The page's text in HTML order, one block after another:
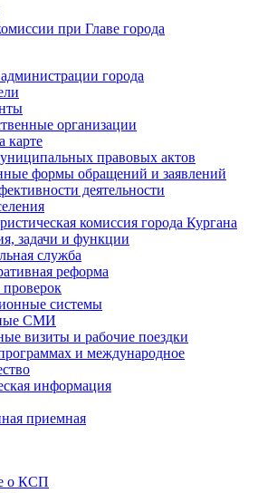
при Главе города
города
организации
карте
правовых актов
формы обращений и заявлений
деятельности
комиссия города Кургана
задачи и функции
служба
реформа
проверок
системы
СМИ
визиты и рабочие поездки
и международное
информация
приемная
о КСП